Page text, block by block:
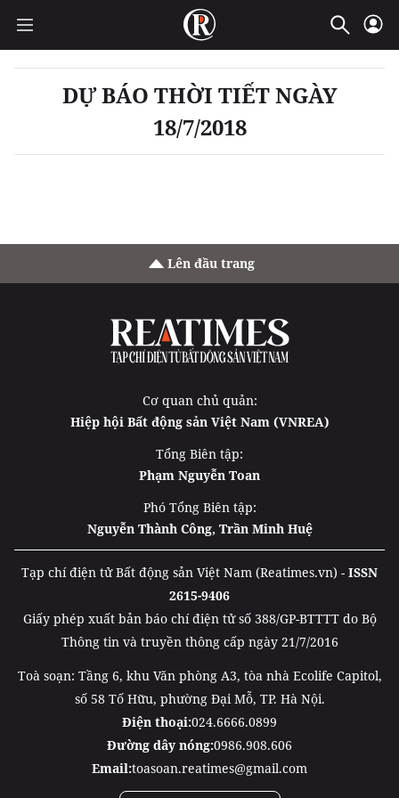
DỰ BÁO THỜI TIẾT NGÀY
18/7/2018
Lên đầu trang
Cơ quan chủ quản:
Hiệp hội Bất động sản Việt Nam (VNREA)
Tổng Biên tập:
Phạm Nguyễn Toan
Phó Tổng Biên tập:
Nguyễn Thành Công, Trần Minh Huệ
Tạp chí điện tử Bất động sản Việt Nam (Reatimes.vn) - ISSN
2615-9406
Giấy phép xuất bản báo chí điện tử số 388/GP-BTTTT do Bộ
Thông tin và truyền thông cấp ngày 21/7/2016
Toà soạn: Tầng 6, khu Văn phòng A3, tòa nhà Ecolife Capitol,
số 58 Tố Hữu, phường Đại Mỗ, TP. Hà Nội.
Điện thoại:024.6666.0899
Đường dây nóng:0986.908.606
Email:toasoan.reatimes@gmail.com